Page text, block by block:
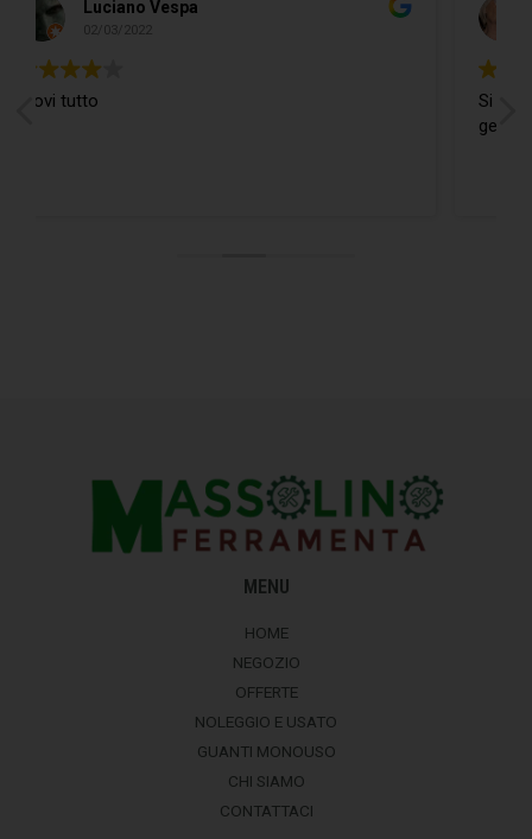
Si trova ogni cosa ed in più il Ragazzo è
MENU
HOME
NEGOZIO
OFFERTE
NOLEGGIO E USATO
GUANTI MONOUSO
CHI SIAMO
CONTATTACI